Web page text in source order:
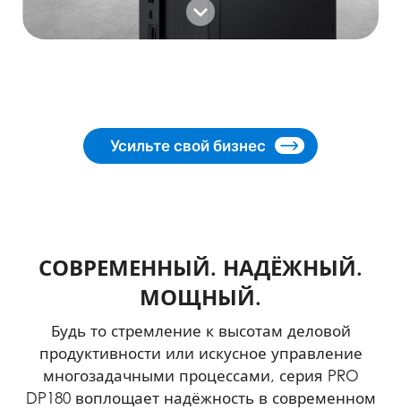
Усильте свой бизнес
СОВРЕМЕННЫЙ. НАДЁЖНЫЙ.
МОЩНЫЙ.
Будь то стремление к высотам деловой
продуктивности или искусное управление
многозадачными процессами, серия PRO
DP180 воплощает надёжность в современном